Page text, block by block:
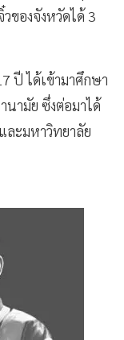
องจังหวัดได้ 3
ปี ได้เข้ามาศึกษา
นามัย ซึ่งต่อมาได้
ะมหาวิทยาลัย